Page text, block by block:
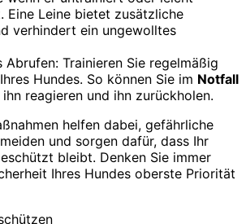
Eine Leine bietet zusätzliche
verhindert ein ungewolltes
Abrufen: Trainieren Sie regelmäßig
Hundes. So können Sie im Notfall
reagieren und ihn zurückholen.
helfen dabei, gefährliche
und sorgen dafür, dass Ihr
bleibt. Denken Sie immer
Ihres Hundes oberste Priorität